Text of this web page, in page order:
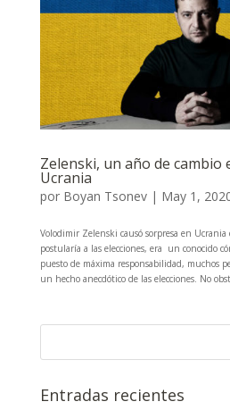
Zelenski, un año de cambio
Ucrania
por Boyan Tsonev| May 1,
Volodimir Zelenski causó sorpresa en
postularía a las elecciones, era un conocido
puesto de máxima responsabilidad, muchos
un hecho anecdótico de las elecciones. No
Entradas recientes